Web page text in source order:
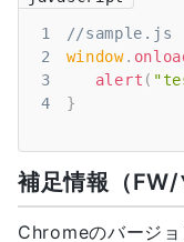
1
//sample.js
2
window.
3
alert (
4
}
補足情報（FW/
Chromeのバージ